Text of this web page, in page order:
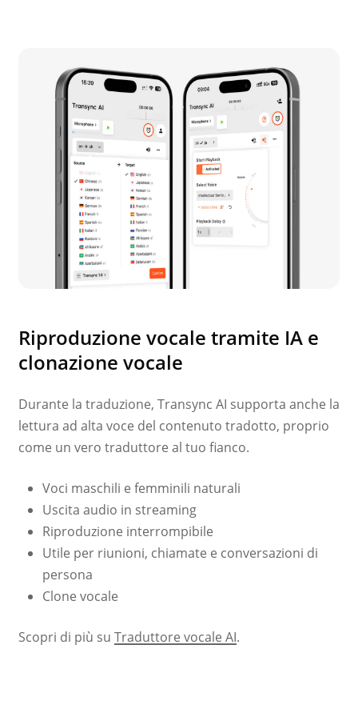
Riproduzione vocale tramite IA e
clonazione vocale
Durante la traduzione, Transync AI supporta anche la
lettura ad alta voce del contenuto tradotto, proprio
come un vero traduttore al tuo fianco.
Voci maschili e femminili naturali
Uscita audio in streaming
Riproduzione interrompibile
Utile per riunioni, chiamate e conversazioni di
persona
Clone vocale
Scopri di più su Traduttore vocale AI.